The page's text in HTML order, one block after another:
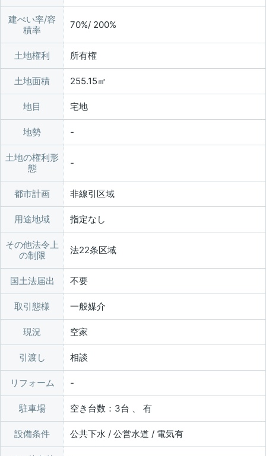
建ぺい率/容
積率
70%/ 200%
土地権利 所有権
土地面積 255.15㎡
地目 宅地
地勢
土地の権利形
態
都市計画 非線引区域
用途地域 指定なし
その他法令上
の制限
法22条区域
国土法届出 不要
取引態様 一般媒介
現況 空家
引渡し 相談
リフォーム
駐車場 空き台数：3台 、 有
設備条件 公共下水 / 公営水道 / 電気有